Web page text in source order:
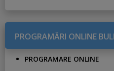
PROGRAMĂRI ONLINE
PROGRAMARE ONLINE